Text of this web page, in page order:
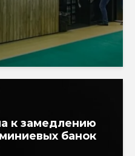
к замедлению
банок